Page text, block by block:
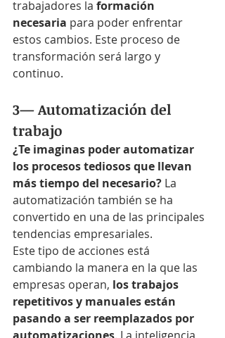
trabajadores la formación
necesaria para poder enfrentar
estos cambios. Este proceso de
transformación será largo y
continuo.
3— Automatización del
trabajo
¿Te imaginas poder automatizar
los procesos tediosos que llevan
más tiempo del necesario? La
automatización también se ha
convertido en una de las principales
tendencias empresariales.
Este tipo de acciones está
cambiando la manera en la que las
empresas operan, los trabajos
repetitivos y manuales están
pasando a ser reemplazados por